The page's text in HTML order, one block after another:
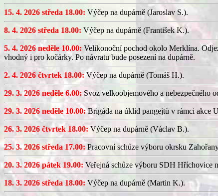
15. 4. 2026 středa 18.00: Výčep na dupárně (Jaroslav S.).
8. 4. 2026 středa 18.00: Výčep na dupárně (František K.).
5. 4. 2026 neděle 10.00: Velikonoční pochod okolo Merklína.
vhodný i pro kočárky. Po návratu bude posezení na dupárně.
2. 4. 2026 čtvrtek 18.00: Výčep na dupárně (Tomáš H.).
29. 3. 2026 neděle 6.00: Svoz velkoobjemového a nebezpečného
29. 3. 2026 neděle 10.00: Brigáda na úklid pangejtů v rámci akce
26. 3. 2026 čtvrtek 18.00: Výčep na dupárně (Václav B.).
25. 3. 2026 středa 17.00: Pracovní schůze výboru okrsku
20. 3. 2026 pátek 19.00: Veřejná schůze výboru SDH Hříchovice
18. 3. 2026 středa 18.00: Výčep na dupárně (Martin K.).